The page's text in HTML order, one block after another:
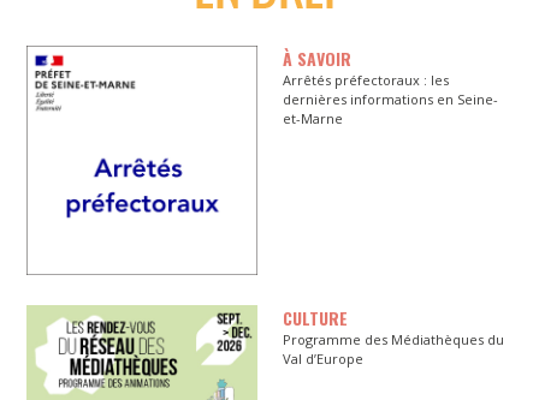
À SAVOIR
Arrêtés préfectoraux : les
dernières informations en Seine-
et-Marne
CULTURE
Programme des Médiathèques du
Val d’Europe